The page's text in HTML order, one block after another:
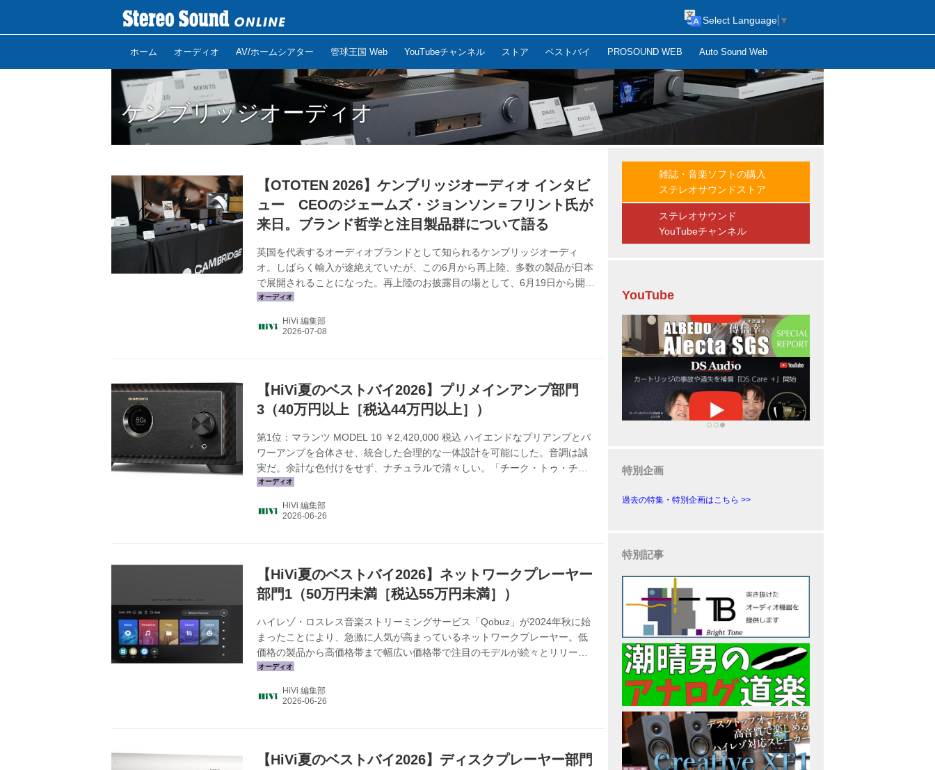
ホーム オーディオ AV/ホームシアター 管球王国 Web YouTubeチャンネル ストア ベストバイ PROSOUND WEB Auto Sound Web
Select Language ▼
ケンブリッジオーディオ
【OTOTEN 2026】ケンブリッジオーディオ インタビ
ュー CEOのジェームズ・ジョンソン＝フリント氏が
来日。ブランド哲学と注目製品群について語る
英国を代表するオーディオブランドとして知られるケンブリッジオーディ
オ。しばらく輸入が途絶えていたが、この6月から再上陸、多数の製品が日本
で展開されることになった。再上陸のお披露目の場として、6月19日から開催
されたOTOTEN2026が選ばれ、同社CEOのジェームズ・ジョンソン＝フリン
ドの開発思想や企業文化について話を聞いた。 音楽ストリーミング再生時の
HiVi 編集部
【HiVi夏のベストバイ2026】プリメインアンプ部門
3（40万円以上［税込44万円以上］）
第1位：マランツ MODEL 10 ￥2,420,000 税込 ハイエンドなプリアンプとパ
ワーアンプを合体させ、統合した合理的な一体設計を可能にした。音調は誠
実だ。余計な色付けをせず、ナチュラルで清々しい。「チーク・トゥ・チー
ク／情家みえ」は刮目。歌いの丁寧さ、語尾のすべらかさ、端正さがストレ
関連記事を見る ＞ 第1位：ブルメスター 232 ￥4,730,000 税込 高級オーディ
HiVi 編集部
【HiVi夏のベストバイ2026】ネットワークプレーヤー
部門1（50万円未満［税込55万円未満］）
ハイレゾ・ロスレス音楽ストリーミングサービス「Qobuz」が2024年秋に始
まったことにより、急激に人気が高まっているネットワークプレーヤー。低
価格の製品から高価格帯まで幅広い価格帯で注目のモデルが続々とリリース
されている。なおQobuzの再生方法としては「Qoubz Connect」機能で対応
快進撃を続けるエバーソロの主力モデル。QobuzやTIDALだけでなく高級プ
HiVi 編集部
【HiVi夏のベストバイ2026】ディスクプレーヤー部門
雑誌・音楽ソフトの購入
ステレオサウンドストア
ステレオサウンド
YouTubeチャンネル
YouTube
特別企画
過去の特集・特別企画はこちら >>
特別記事